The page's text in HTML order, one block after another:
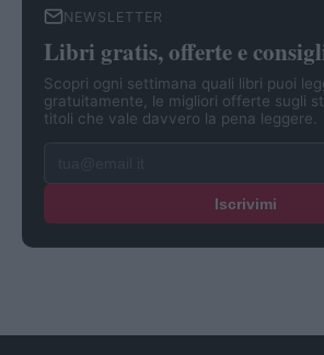
NEWSLETTER
Libri gratis, offerte e
Scopri ogni settimana quali libri puoi
gratuitamente, le migliori offerte sugli
titoli che vale davvero la pena leggere.
Iscrivimi